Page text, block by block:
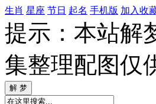
生肖 星座 节日 起名 手机版 加入收
提示：本站解
集整理配图仅